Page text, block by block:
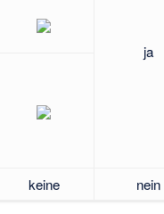
ja
keine nein